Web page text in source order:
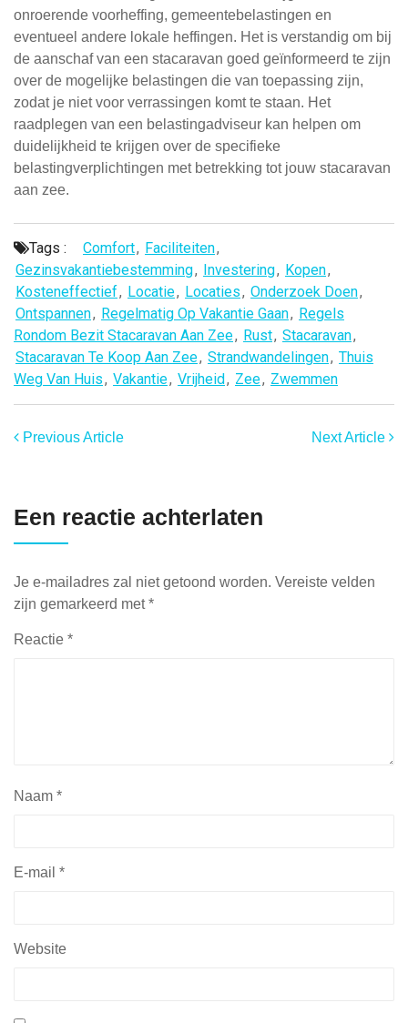
onroerende voorheffing, gemeentebelastingen en
eventueel andere lokale heffingen. Het is verstandig om bij
de aanschaf van een stacaravan goed geïnformeerd te zijn
over de mogelijke belastingen die van toepassing zijn,
zodat je niet voor verrassingen komt te staan. Het
raadplegen van een belastingadviseur kan helpen om
duidelijkheid te krijgen over de specifieke
belastingverplichtingen met betrekking tot jouw stacaravan
aan zee.
Tags : Comfort, Faciliteiten,
Gezinsvakantiebestemming, Investering, Kopen,
Kosteneffectief, Locatie, Locaties, Onderzoek Doen,
Ontspannen, Regelmatig Op Vakantie Gaan, Regels
Rondom Bezit Stacaravan Aan Zee, Rust, Stacaravan,
Stacaravan Te Koop Aan Zee, Strandwandelingen, Thuis
Weg Van Huis, Vakantie, Vrijheid, Zee, Zwemmen
Previous Article Next Article
Een reactie achterlaten
Je e-mailadres zal niet getoond worden. Vereiste velden
zijn gemarkeerd met*
Reactie *
Naam *
E-mail *
Website